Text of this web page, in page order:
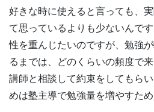
好きな時に使えると言っても、
て思っているよりも少ないんで
性を重んじたいのですが、勉強
るまでは、どのくらいの頻度で
講師と相談して約束をしてもら
めは塾主導で勉強量を増やすた